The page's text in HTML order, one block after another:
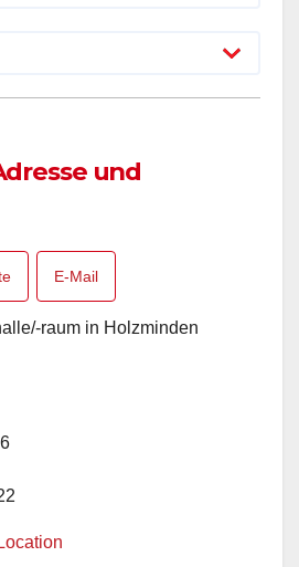
und
E-Mail
raum in Holzminden